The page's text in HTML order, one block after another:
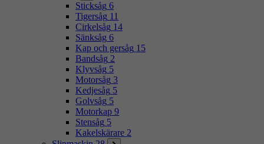
Sticksåg 6
Tigersåg 11
Cirkelsåg 14
Sänksåg 6
Kap och gersåg 15
Bandsåg 2
Klyvsåg 5
Motorsåg 3
Kedjesåg 5
Golvsåg 5
Motorkap 9
Stensåg 5
Kakelskärare 2